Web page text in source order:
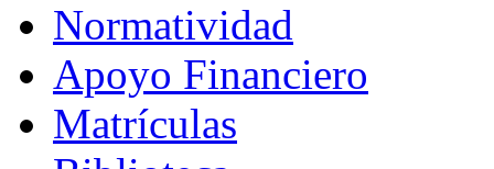
Normatividad
Apoyo Financiero
Matrículas